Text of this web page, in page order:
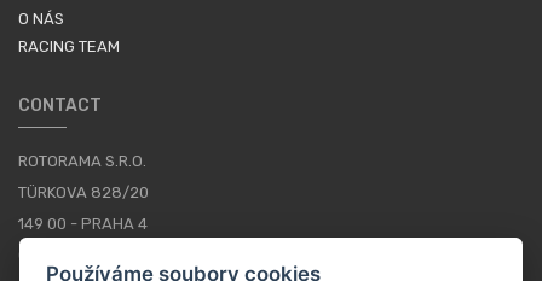
O NÁS
RACING TEAM
CONTACT
ROTORAMA S.R.O.
TÜRKOVA 828/20
149 00 - PRAHA 4
Používáme soubory cookies